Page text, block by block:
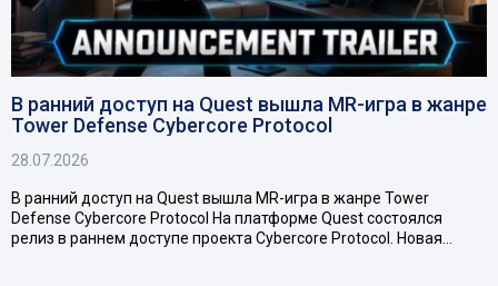
В ранний доступ на Quest вышла MR-игра в жанре
Tower Defense Cybercore Protocol
28.07.2026
В ранний доступ на Quest вышла MR-игра в жанре Tower
Defense Cybercore Protocol На платформе Quest состоялся
релиз в раннем доступе проекта Cybercore Protocol. Новая…